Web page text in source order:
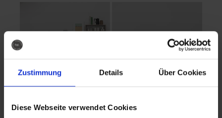
Zustimmung Details Über Cookies
Diese Webseite verwendet Cookies